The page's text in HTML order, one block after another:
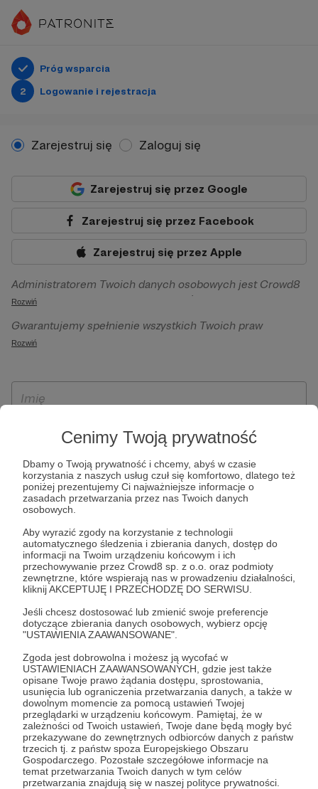
Cenimy Twoją prywatność
Dbamy o Twoją prywatność i chcemy, abyś w czasie
korzystania z naszych usług czuł się komfortowo, dlatego też
poniżej prezentujemy Ci najważniejsze informacje o
zasadach przetwarzania przez nas Twoich danych
osobowych.
Aby wyrazić zgody na korzystanie z technologii
automatycznego śledzenia i zbierania danych, dostęp do
informacji na Twoim urządzeniu końcowym i ich
przechowywanie przez Crowd8 sp. z o.o. oraz podmioty
zewnętrzne, które wspierają nas w prowadzeniu działalności,
kliknij AKCEPTUJĘ I PRZECHODZĘ DO SERWISU.
Jeśli chcesz dostosować lub zmienić swoje preferencje
dotyczące zbierania danych osobowych, wybierz opcję
"USTAWIENIA ZAAWANSOWANE".
Zgoda jest dobrowolna i możesz ją wycofać w
USTAWIENIACH ZAAWANSOWANYCH, gdzie jest także
opisane Twoje prawo żądania dostępu, sprostowania,
usunięcia lub ograniczenia przetwarzania danych, a także w
dowolnym momencie za pomocą ustawień Twojej
przeglądarki w urządzeniu końcowym. Pamiętaj, że w
zależności od Twoich ustawień, Twoje dane będą mogły być
przekazywane do zewnętrznych odbiorców danych z państw
trzecich tj. z państw spoza Europejskiego Obszaru
Gospodarczego. Pozostałe szczegółowe informacje na
temat przetwarzania Twoich danych w tym celów
przetwarzania znajdują się w naszej polityce prywatności.
Próg wsparcia
2
Logowanie i rejestracja
Zarejestruj się Zaloguj się
Zarejestruj się przez Google
Zarejestruj się przez Facebook
Zarejestruj się przez Apple
Administratorem Twoich danych osobowych jest Crowd8
sp. z o.o. z siedziba w Warszawie, ul. Żwirki i Wigury 16, 02-
092 Warszawa. Twoje dane osobowe będą przetwarzane w
szczególności w celu wykonania umowy zawartej z Tobą, w
Patronite.pl, w tym możliwości dokonywania oraz
otrzymywania wsparcia na naszej platformie oraz
Rozwiń
Gwarantujemy spełnienie wszystkich Twoich praw
wynikających z ogólnego rozporządzenia o ochronie
ich przenoszenia, niepodlegania zautomatyzowanemu
wyrażenia sprzeciwu wobec przetwarzania Twoich danych
osobowych. Rejestracja dla osób niepełnoletnich możliwa
jest po przekazaniu podpisanego formularza "Zgodna na
założenie konta przez osobę niepełnoletnią", formularz
dostępny jest na stronie regulaminu Patronite.pl.
Rozwiń
* Zapoznałem się i akceptujęRegulaminserwisu oraz
Prywatności.
* Wyrażam zgodę na przetwarzanie moich danych
osobowych podanych w formularzu rejestracyjnym w celu
prawidłowego świadczenia usług serwisu Patronite.
Wyrażam zgodę na otrzymywanie drogą elektroniczną
informacji handlowych - newslettera. Opcja ta może zostać
zmieniona w ustawieniach konta.